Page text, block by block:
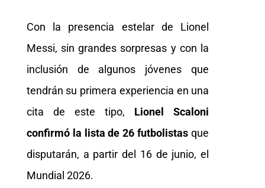
Con la presencia estelar de Lionel
Messi, sin grandes sorpresas y con la
inclusión de algunos jóvenes que
tendrán su primera experiencia en una
cita de este tipo, Lionel Scaloni
confirmó la lista de 26 futbolistas que
disputarán, a partir del 16 de junio, el
Mundial 2026.